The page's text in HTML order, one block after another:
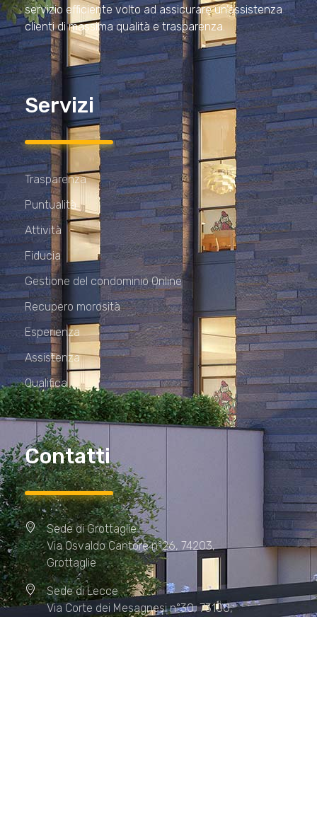
servizio efficiente volto ad assicurare un’assistenza
clienti di massima qualità e trasparenza.
Servizi
Trasparenza
Puntualità
Attività
Fiducia
Gestione del condominio Online
Recupero morosità
Esperienza
Assistenza
Qualifica
Contatti
Sede di Grottaglie
Via Osvaldo Cantore n°26, 74203,
Grottaglie
Sede di Lecce
Via Corte dei Mesagnesi n°30, 73100,